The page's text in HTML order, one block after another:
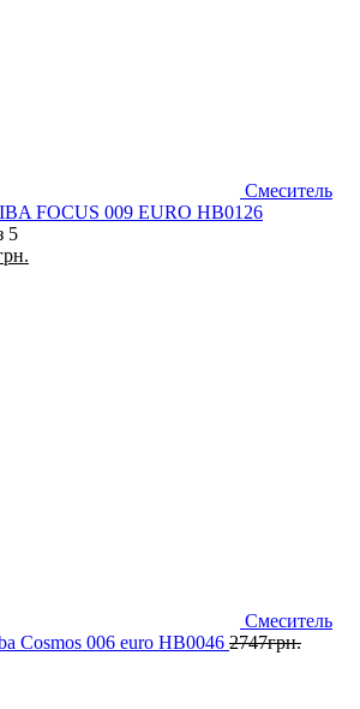
Смеситель
FOCUS 009 EURO HB0126
5
Смеситель
Cosmos 006 euro HB0046 2747грн.